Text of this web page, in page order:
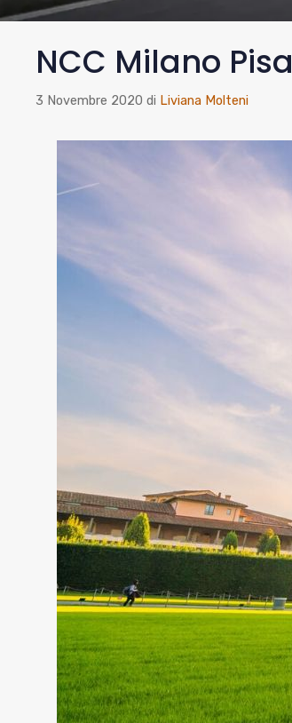
NCC Milano Pisa
3 Novembre 2020 di Liviana Molteni